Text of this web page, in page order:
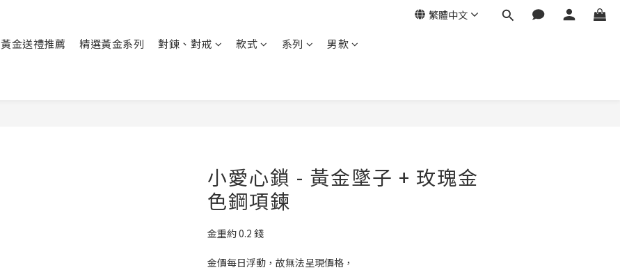
繁體中文
黃金送禮推薦 精選黃金系列 對鍊、對戒 款式 系列
男款
小愛心鎖 - 黃金墜子 + 玫瑰金
色鋼項鍊
金重約 0.2 錢
金價每日浮動，故無法呈現價格，